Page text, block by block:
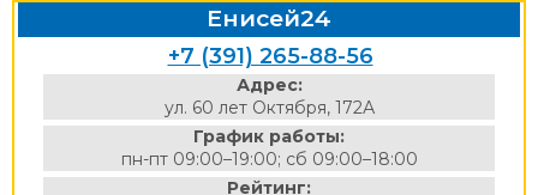
Енисей24
+7 (391) 265-88-56
Адрес:
ул. 60 лет Октября, 172А
График работы:
пн-пт 09:00–19:00; сб 09:00–18:00
Рейтинг: